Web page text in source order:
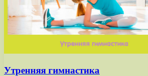
Утренняя гимнастика